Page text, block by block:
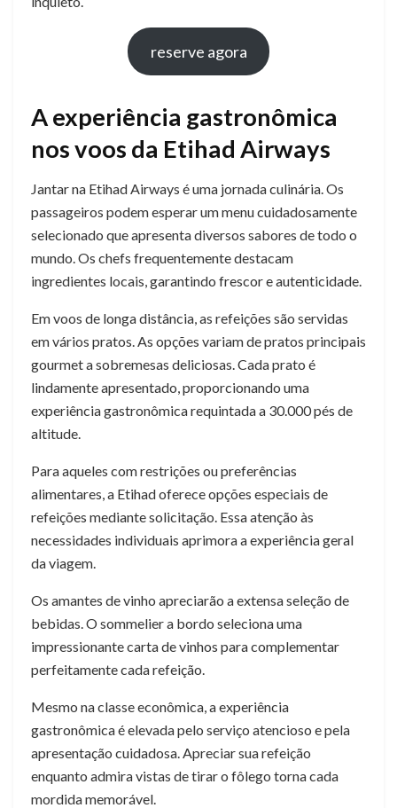
reserve agora
A experiência gastronômica
nos voos da Etihad Airways
Jantar na Etihad Airways é uma jornada culinária. Os
passageiros podem esperar um menu cuidadosamente
selecionado que apresenta diversos sabores de todo o
mundo. Os chefs frequentemente destacam
ingredientes locais, garantindo frescor e autenticidade.
Em voos de longa distância, as refeições são servidas
em vários pratos. As opções variam de pratos principais
gourmet a sobremesas deliciosas. Cada prato é
lindamente apresentado, proporcionando uma
experiência gastronômica requintada a 30.000 pés de
altitude.
Para aqueles com restrições ou preferências
alimentares, a Etihad oferece opções especiais de
refeições mediante solicitação. Essa atenção às
necessidades individuais aprimora a experiência geral
da viagem.
Os amantes de vinho apreciarão a extensa seleção de
bebidas. O sommelier a bordo seleciona uma
impressionante carta de vinhos para complementar
perfeitamente cada refeição.
Mesmo na classe econômica, a experiência
gastronômica é elevada pelo serviço atencioso e pela
apresentação cuidadosa. Apreciar sua refeição
enquanto admira vistas de tirar o fôlego torna cada
mordida memorável.